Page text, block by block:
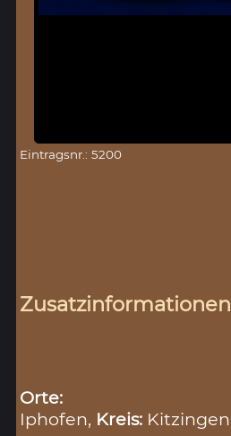
Eintragsnr.: 5200
Zusatzinformationen
Orte:
Iphofen, Kreis: Kitzingen